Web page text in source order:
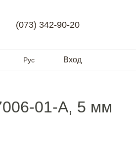
(073) 342-90-20
Рус Вход
01-A, 5 мм